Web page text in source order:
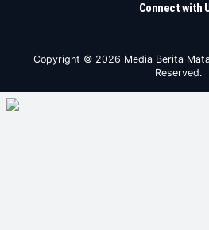
Connect with
Copyright © 2026 Media Berita
Reserved.